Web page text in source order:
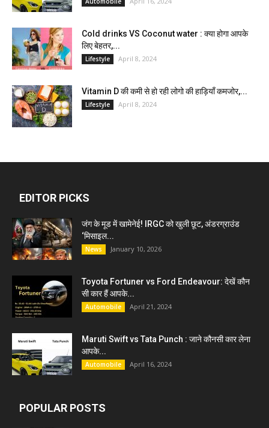
Cold drinks VS Coconut water : क्या होगा आपके
लिए बेहतर,...
Lifestyle April 8, 2024
Vitamin D की कमी से हो रही लोगो की हाड़ियाँ कमजोर,...
Lifestyle April 8, 2024
EDITOR PICKS
जंग के मूड में खामेनेई! IRGC को खुली छूट, अंडरग्राउंड
‘मिसाइल...
News January 10, 2026
Toyota Fortuner vs Ford Endeavour: देखें कौन
सी कार हैं आपके...
Automobile April 21, 2024
Maruti Swift vs Tata Punch : जाने कौनसी कार लेना
आपके...
Automobile April 16, 2024
POPULAR POSTS